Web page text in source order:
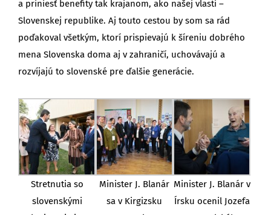
a priniesť benefity tak krajanom, ako našej vlasti –
Slovenskej republike. Aj touto cestou by som sa rád
poďakoval všetkým, ktorí prispievajú k šíreniu dobrého
mena Slovenska doma aj v zahraničí, uchovávajú a
rozvíjajú to slovenské pre ďalšie generácie.
Stretnutia so
slovenskými
Minister J. Blanár
sa v Kirgizsku
Minister J. Blanár v
Írsku ocenil Jozefa